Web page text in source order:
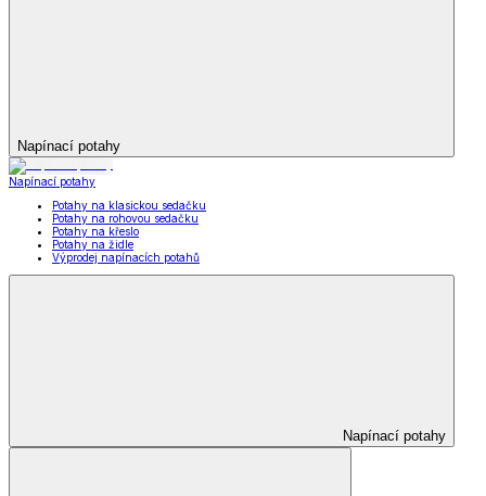
Napínací potahy
Napínací potahy
Potahy na klasickou sedačku
Potahy na rohovou sedačku
Potahy na křeslo
Potahy na židle
Výprodej napínacích potahů
Napínací potahy